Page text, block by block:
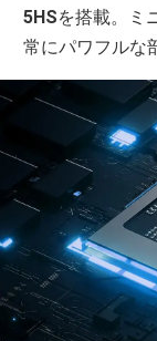
5HSを搭載。ミ
常にパワフルな